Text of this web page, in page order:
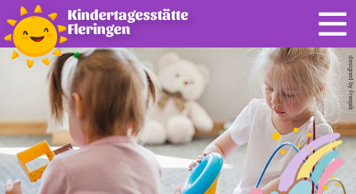
Kindertagesstätte
Fleringen
designed by Freepik